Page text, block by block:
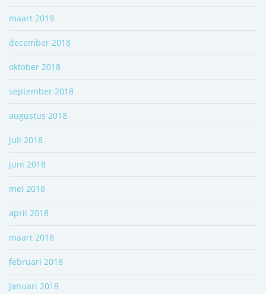
maart 2019
december 2018
oktober 2018
september 2018
augustus 2018
juli 2018
juni 2018
mei 2018
april 2018
maart 2018
februari 2018
januari 2018